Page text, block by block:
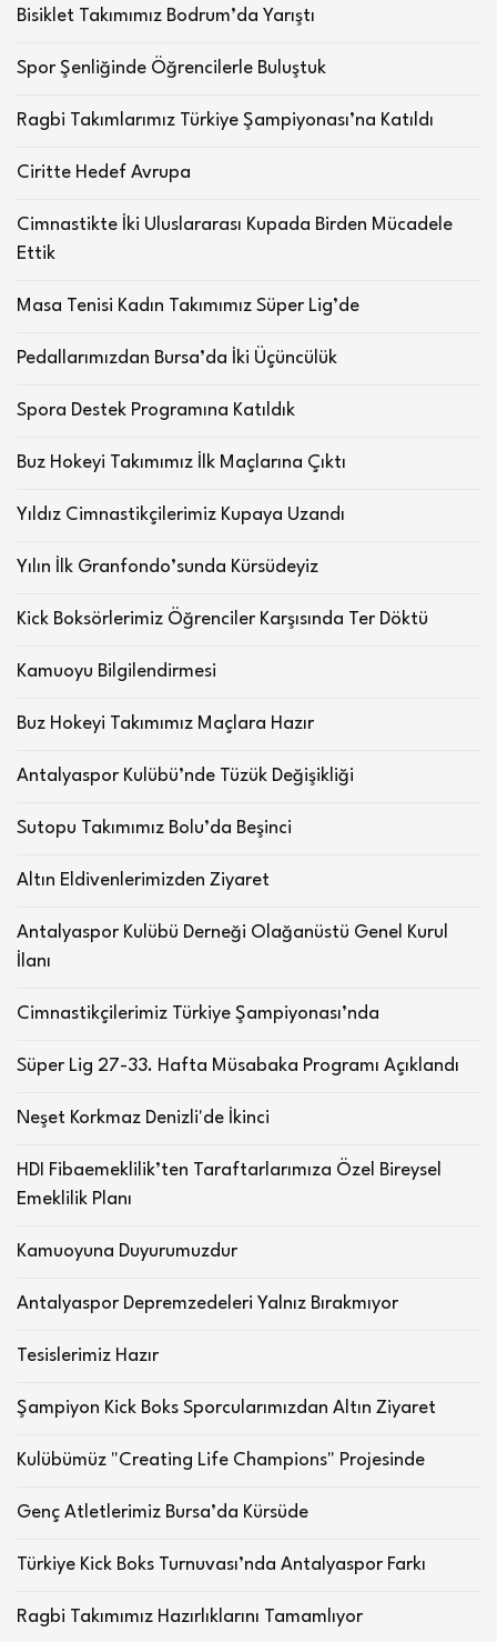
Bisiklet Takımımız Bodrum’da Yarıştı
Spor Şenliğinde Öğrencilerle Buluştuk
Ragbi Takımlarımız Türkiye Şampiyonası’na Katıldı
Ciritte Hedef Avrupa
Cimnastikte İki Uluslararası Kupada Birden Mücadele
Ettik
Masa Tenisi Kadın Takımımız Süper Lig’de
Pedallarımızdan Bursa’da İki Üçüncülük
Spora Destek Programına Katıldık
Buz Hokeyi Takımımız İlk Maçlarına Çıktı
Yıldız Cimnastikçilerimiz Kupaya Uzandı
Yılın İlk Granfondo’sunda Kürsüdeyiz
Kick Boksörlerimiz Öğrenciler Karşısında Ter Döktü
Kamuoyu Bilgilendirmesi
Buz Hokeyi Takımımız Maçlara Hazır
Antalyaspor Kulübü’nde Tüzük Değişikliği
Sutopu Takımımız Bolu’da Beşinci
Altın Eldivenlerimizden Ziyaret
Antalyaspor Kulübü Derneği Olağanüstü Genel Kurul
İlanı
Cimnastikçilerimiz Türkiye Şampiyonası’nda
Süper Lig 27-33. Hafta Müsabaka Programı Açıklandı
Neşet Korkmaz Denizli'de İkinci
HDI Fibaemeklilik’ten Taraftarlarımıza Özel Bireysel
Emeklilik Planı
Kamuoyuna Duyurumuzdur
Antalyaspor Depremzedeleri Yalnız Bırakmıyor
Tesislerimiz Hazır
Şampiyon Kick Boks Sporcularımızdan Altın Ziyaret
Kulübümüz "Creating Life Champions" Projesinde
Genç Atletlerimiz Bursa’da Kürsüde
Türkiye Kick Boks Turnuvası’nda Antalyaspor Farkı
Ragbi Takımımız Hazırlıklarını Tamamlıyor